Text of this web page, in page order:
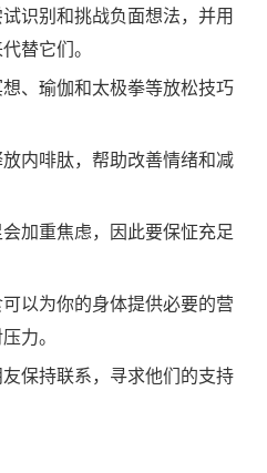
试识别和挑战负面想法，并用
替它们。
、瑜伽和太极拳等放松技巧
放内啡肽，帮助改善情绪和减
会加重焦虑，因此要保怔充足
以为你的身体提供必要的营
力。
友保持联系，寻求他们的支持